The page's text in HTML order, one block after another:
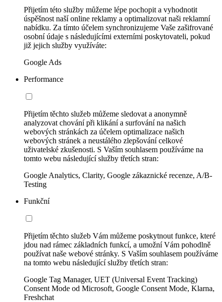
Přijetím této služby můžeme lépe pochopit a vyhodnotit
úspěšnost naší online reklamy a optimalizovat naši reklamní
nabídku. Za tímto účelem synchronizujeme Vaše zašifrované
osobní údaje s následujícími externími poskytovateli, pokud
již jejich služby využíváte:
Google Ads
Performance
Přijetím těchto služeb můžeme sledovat a anonymně
analyzovat chování při klikání a surfování na našich
webových stránkách za účelem optimalizace našich
webových stránek a neustálého zlepšování celkové
uživatelské zkušenosti. S Vaším souhlasem používáme na
tomto webu následující služby třetích stran:
Google Analytics, Clarity, Google zákaznické recenze, A/B-
Testing
Funkční
Přijetím těchto služeb Vám můžeme poskytnout funkce, které
jdou nad rámec základních funkcí, a umožní Vám pohodlně
používat naše webové stránky. S Vaším souhlasem používáme
na tomto webu následující služby třetích stran:
Google Tag Manager, UET (Universal Event Tracking)
Consent Mode od Microsoft, Google Consent Mode, Klarna,
Freshchat